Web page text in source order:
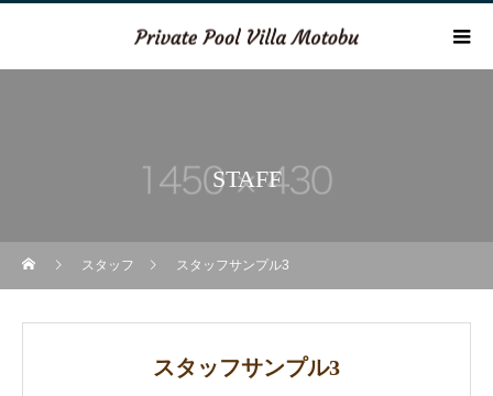
STAFF
スタッフ スタッフサンプル3
スタッフサンプル3